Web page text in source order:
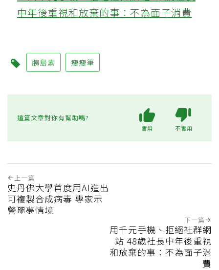
中年後重視和放棄的事：不為面子消費
胰島素 瘦瘦筆
這篇文章對你有幫助嗎?
實用 不實用
上一篇
史丹佛大學首度用AI造出
可複製合成病毒 專家示
警噩夢情境
下一篇
用千元手機、拒絕社群網
站 48歲社長中年後重視
和放棄的事：不為面子消
費